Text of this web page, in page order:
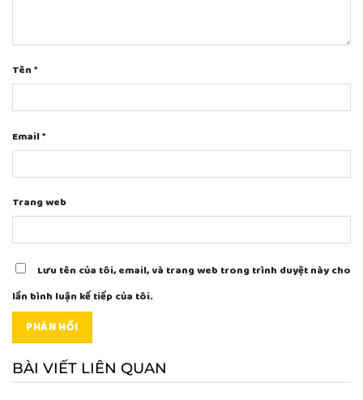
Tên *
Email*
Trang web
Lưu tên của tôi, email, và trang web trong trình duyệt này cho
lần bình luận kế tiếp của tôi.
BÀI VIẾT LIÊN QUAN